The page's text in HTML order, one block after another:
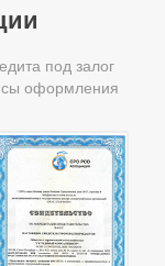
под залог
оформления